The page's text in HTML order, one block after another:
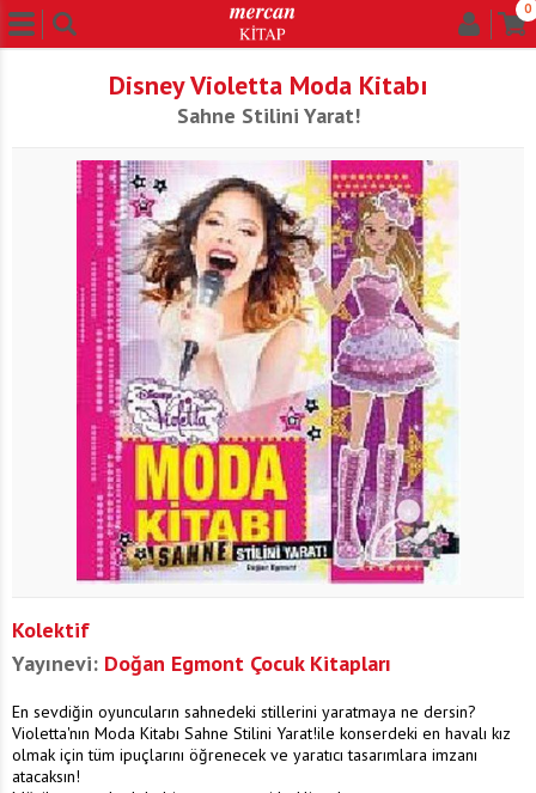
0
Disney Violetta Moda Kitabı
Sahne Stilini Yarat!
Kolektif
Yayınevi: Doğan Egmont Çocuk Kitapları
En sevdiğin oyuncuların sahnedeki stillerini yaratmaya ne dersin?
Violetta'nın Moda Kitabı Sahne Stilini Yarat!ile konserdeki en havalı kız
olmak için tüm ipuçlarını öğrenecek ve yaratıcı tasarımlara imzanı
atacaksın!